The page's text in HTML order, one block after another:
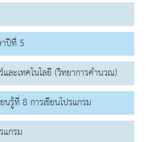
ปีที่ 5
ละเทคโนโลยี (วิทยาการคำนวณ)
นรู้ที่ 8 การเขียนโปรแกรม
แกรม